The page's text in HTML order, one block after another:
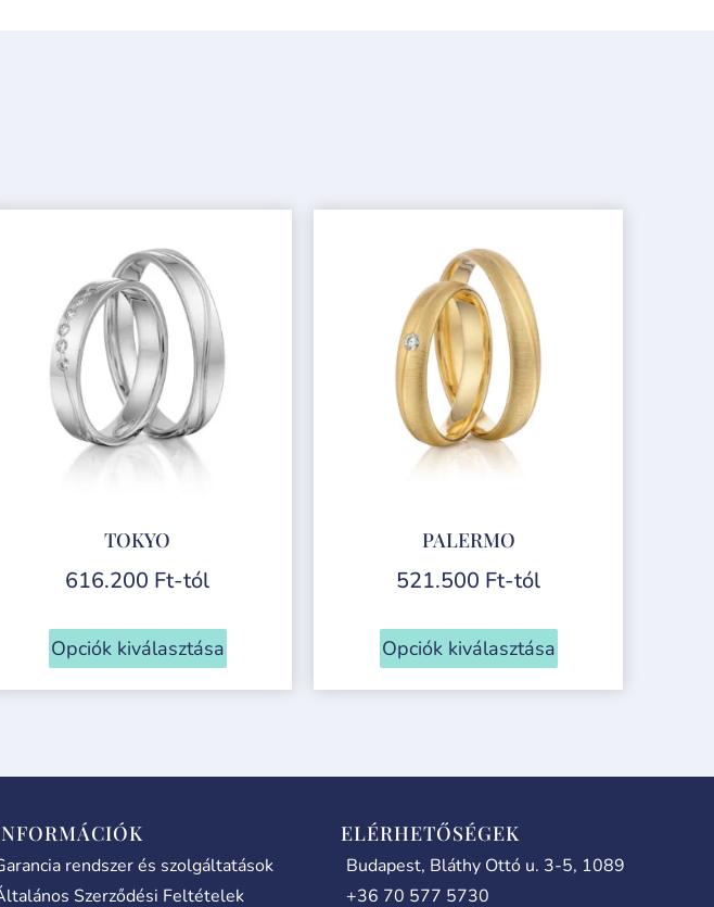
TOKYO
616.200 Ft-tól
Opciók kiválasztása
PALERMO
521.500 Ft-tól
Opciók kiválasztása
rendszer és szolgáltatások
Szerződési Feltételek
ELÉRHETŐSÉGEK
Budapest, Bláthy Ottó u. 3-5, 1089
+36 70 577 5730